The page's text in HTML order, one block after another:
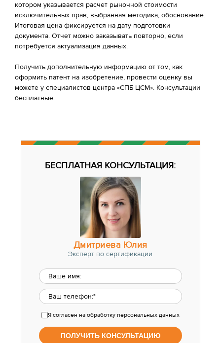
котором указывается расчет рыночной стоимости
исключительных прав, выбранная методика, обоснование.
Итоговая цена фиксируется на дату подготовки
документа. Отчет можно заказывать повторно, если
потребуется актуализация данных.
Получить дополнительную информацию от том, как
оформить патент на изобретение, провести оценку вы
можете у специалистов центра «СПБ ЦСМ». Консультации
бесплатные.
БЕСПЛАТНАЯ КОНСУЛЬТАЦИЯ:
Дмитриева Юлия
Эксперт по сертификации
Я согласен на обработку персональных данных